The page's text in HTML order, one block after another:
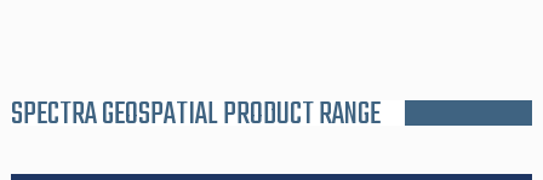
SPECTRA GEOSPATIAL PRODUCT RANGE